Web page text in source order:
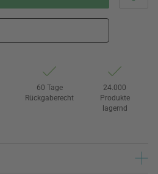
60 Tage
Rückgaberecht
24.000
Produkte
lagernd